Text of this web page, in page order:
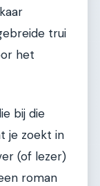
trui
het
bij die
je zoekt in
(of lezer)
roman